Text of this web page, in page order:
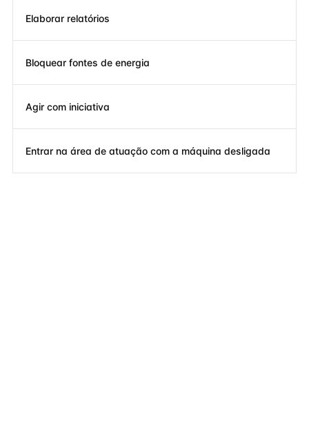
Elaborar relatórios
Bloquear fontes de energia
Agir com iniciativa
Entrar na área de atuação com a máquina desligada